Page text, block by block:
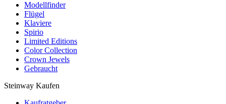
Modellfinder
Flügel
Klaviere
Spirio
Limited Editions
Color Collection
Crown Jewels
Gebraucht
Steinway Kaufen